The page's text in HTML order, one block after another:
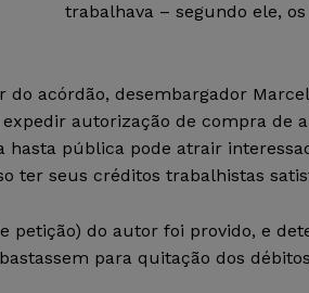
trabalhava – segundo ele,
acórdão, desembargador
autorização de compra de
hasta pública pode atrair
ter seus créditos trabalhistas
petição) do autor foi provido, e
para quitação dos